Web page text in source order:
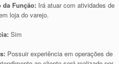
da Função: Irá atuar com atividades de
loja do varejo.
Sim
Possuir experiência em operações de